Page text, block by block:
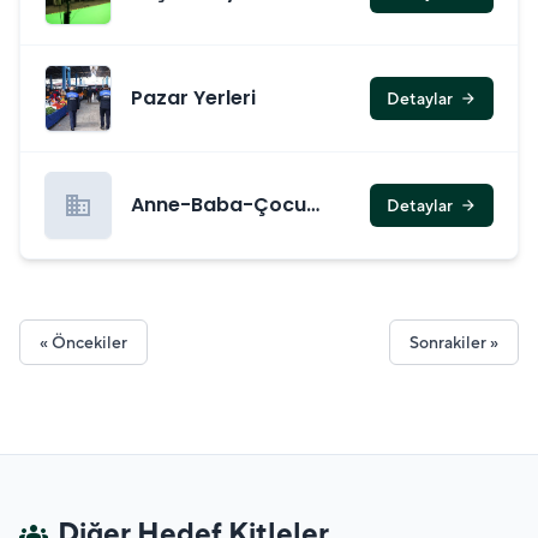
Pazar Yerleri Detaylar arrow_forward
business
Anne-Baba-Çocuk
Hizmetleri
Detaylar arrow_forward
« Öncekiler Sonrakiler »
groups